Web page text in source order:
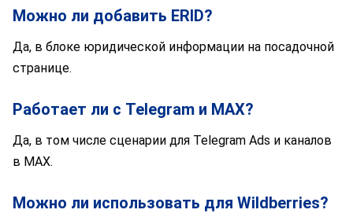
Можно ли добавить ERID?
Да, в блоке юридической информации на посадочной
странице.
Работает ли с Telegram и MAX?
Да, в том числе сценарии для Telegram Ads и каналов
в MAX.
Можно ли использовать для Wildberries?